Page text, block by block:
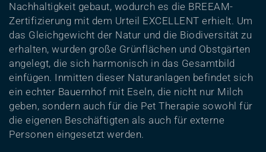
Nachhaltigkeit gebaut, wodurch es die BREEAM-
Zertifizierung mit dem Urteil EXCELLENT erhielt. Um
das Gleichgewicht der Natur und die Biodiversität zu
erhalten, wurden große Grünflächen und Obstgärten
angelegt, die sich harmonisch in das Gesamtbild
einfügen. Inmitten dieser Naturanlagen befindet sich
ein echter Bauernhof mit Eseln, die nicht nur Milch
geben, sondern auch für die Pet Therapie sowohl für
die eigenen Beschäftigten als auch für externe
Personen eingesetzt werden.